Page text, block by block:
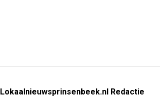
Lokaalnieuwsprinsenbeek.nl Redactie